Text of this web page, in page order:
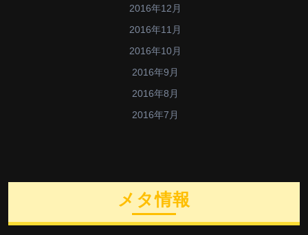
2016年12月
2016年11月
2016年10月
2016年9月
2016年8月
2016年7月
メタ情報